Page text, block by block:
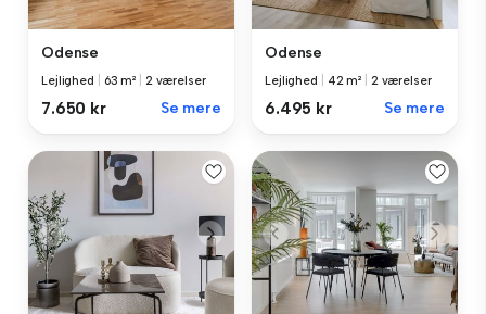
Odense
Lejlighed 63 m² 2 værelser
7.650 kr Se mere
Odense
Lejlighed 42 m² 2 værelser
6.495 kr Se mere